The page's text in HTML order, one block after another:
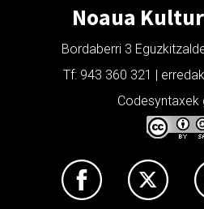
Noaua
Bordaberri 3
Tf: 943 360 321 |
Codesyntaxek